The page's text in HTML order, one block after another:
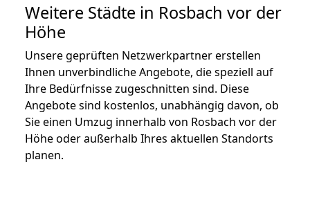
Weitere Städte in Rosbach vor der
Höhe
Unsere geprüften Netzwerkpartner erstellen
Ihnen unverbindliche Angebote, die speziell auf
Ihre Bedürfnisse zugeschnitten sind. Diese
Angebote sind kostenlos, unabhängig davon, ob
Sie einen Umzug innerhalb von Rosbach vor der
Höhe oder außerhalb Ihres aktuellen Standorts
planen.